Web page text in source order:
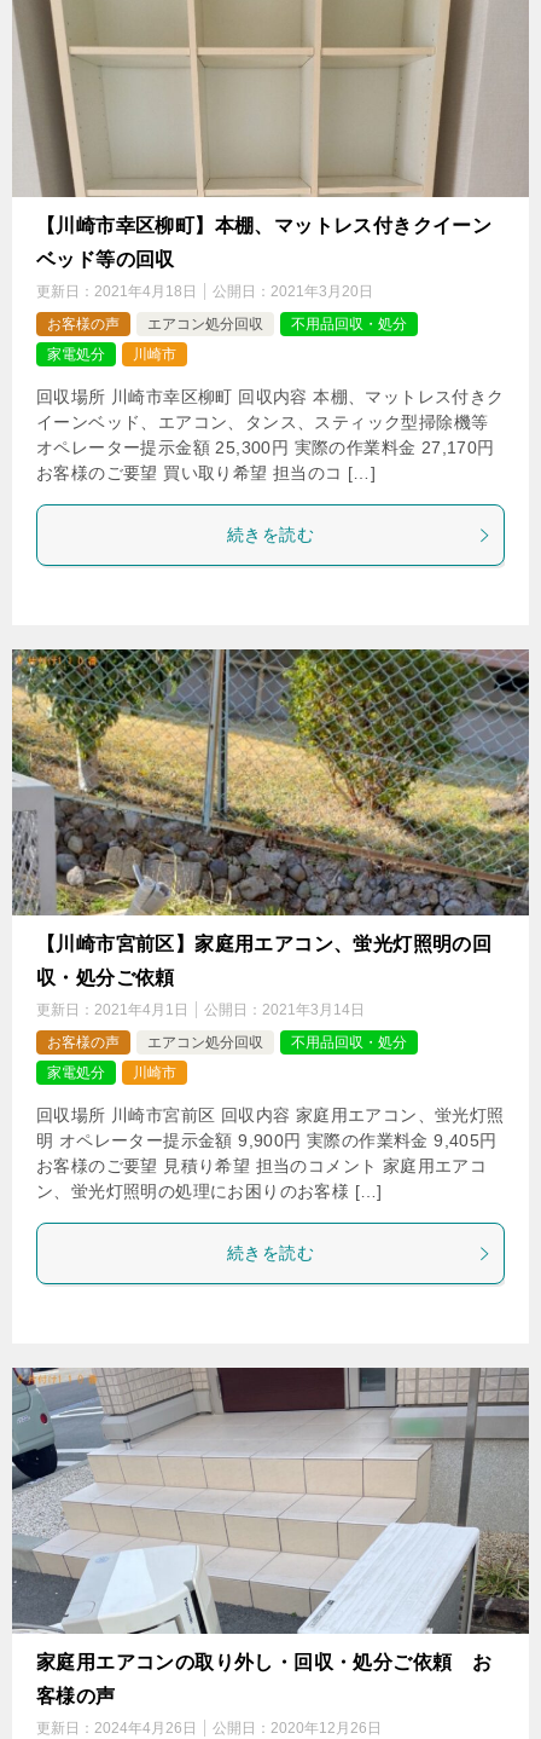
【川崎市幸区柳町】本棚、マットレス付きクイーン
ベッド等の回収
更新日： 2021年4月18日 公開日： 2021年3月20日
お客様の声
エアコン処分回収
不用品回収・処分
家電処分
川崎市
回収場所 川崎市幸区柳町 回収内容 本棚、マットレス付きク
イーンベッド、エアコン、タンス、スティック型掃除機等
オペレーター提示金額 25,300円 実際の作業料金 27,170円
お客様のご要望 買い取り希望 担当のコ […]
続きを読む
【川崎市宮前区】家庭用エアコン、蛍光灯照明の回
収・処分ご依頼
更新日： 2021年4月1日 公開日： 2021年3月14日
お客様の声
エアコン処分回収
不用品回収・処分
家電処分
川崎市
回収場所 川崎市宮前区 回収内容 家庭用エアコン、蛍光灯照
明 オペレーター提示金額 9,900円 実際の作業料金 9,405円
お客様のご要望 見積り希望 担当のコメント 家庭用エアコ
ン、蛍光灯照明の処理にお困りのお客様 […]
続きを読む
家庭用エアコンの取り外し・回収・処分ご依頼 お
客様の声
更新日： 2024年4月26日 公開日： 2020年12月26日